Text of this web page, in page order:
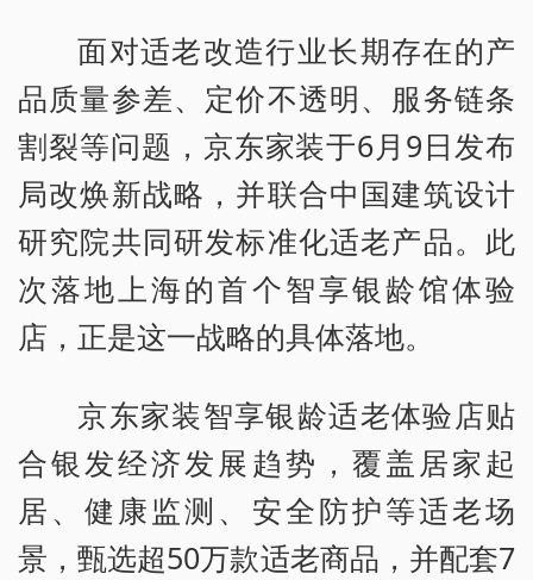
面对适老改造行业长期存在的产
品质量参差、定价不透明、服务链条
割裂等问题，京东家装于6月9日发布
局改焕新战略，并联合中国建筑设计
研究院共同研发标准化适老产品。此
次落地上海的首个智享银龄馆体验
店，正是这一战略的具体落地。
京东家装智享银龄适老体验店贴
合银发经济发展趋势，覆盖居家起
居、健康监测、安全防护等适老场
景，甄选超50万款适老商品，并配套7